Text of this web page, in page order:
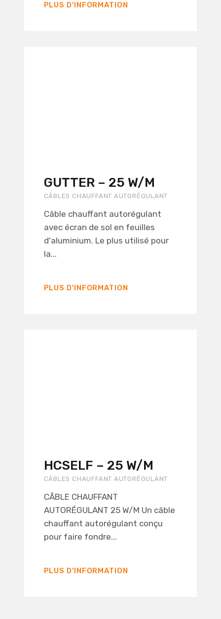
PLUS D'INFORMATION
GUTTER – 25 W/M
CÂBLES CHAUFFANT AUTORÉGULANT
Câble chauffant autorégulant
avec écran de sol en feuilles
d'aluminium. Le plus utilisé pour
la...
PLUS D'INFORMATION
HCSELF – 25 W/M
CÂBLES CHAUFFANT AUTORÉGULANT
CÂBLE CHAUFFANT
AUTORÉGULANT 25 W/M Un câble
chauffant autorégulant conçu
pour faire fondre...
PLUS D'INFORMATION